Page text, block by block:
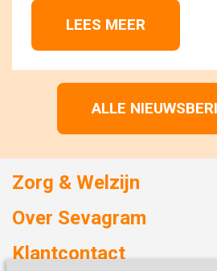
LEES MEER
ALLE
Zorg & Welzijn
Huizen met zorg
Over Sevagram
Duurzaamheid
Klantcontact